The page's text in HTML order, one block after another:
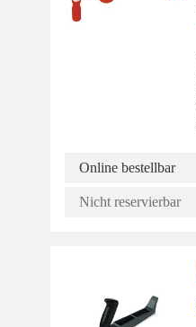
Online bestellbar
Nicht reservierbar